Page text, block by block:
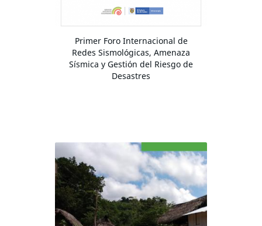
Primer Foro Internacional de
Redes Sismológicas, Amenaza
Sísmica y Gestión del Riesgo de
Desastres